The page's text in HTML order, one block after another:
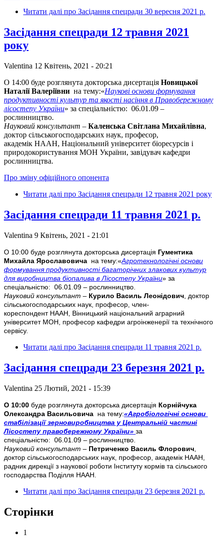
Читати далі про Засідання спецради 30 вересня 2021 р.
Засідання спецради 12 травня 2021
року
Valentina 12 Квітень, 2021 - 20:21
О 14:00 буде розглянута докторська дисертація Новицької
Наталії Валеріївни на тему:«Наукові основи формування
продуктивності культур та якості насіння в Правобережному
лісостепу України» за спеціальністю: 06.01.09 –
рослинництво.
Науковий консультант – Каленська Світлана Михайлівна,
доктор сільськогосподарських наук, професор,
академік НААН, Національний університет біоресурсів і
природокористування МОН України, завідувач кафедри
рослинництва.
Про зміну офіційного опонента
Читати далі про Засідання спецради 12 травня 2021 року
Засідання спецради 11 травня 2021 р.
Valentina 9 Квітень, 2021 - 21:01
О 10:00 буде розглянута докторська дисертація Гументика
Михайла Ярославовича на тему:«Агротехнологічні основи
формування продуктивності багаторічних злакових культур
для виробництва біопалива в Лісостепу України» за
спеціальністю: 06.01.09 – рослинництво.
Науковий консультант – Курило Василь Леонідович , доктор
сільськогосподарських наук, професор, член-
кореспондент НААН, Вінницький національний аграрний
університет МОН, професор кафедри агроінженерії та технічного
сервісу.
Читати далі про Засідання спецради 11 травня 2021 р.
Засідання спецради 23 березня 2021 р.
Valentina 25 Лютий, 2021 - 15:39
О 10:00 буде розглянута докторська дисертація Корнійчука
Олександра Васильовича на тему:«Агробіологічні основи
стабілізації зерновиробництва у Центральній частині
Лісостепу правобережному України» за
спеціальністю: 06.01.09 – рослинництво.
Науковий консультант – Петриченко Василь Флорович
доктор сільськогосподарських наук, професор, академік НААН,
радник дирекції з наукової роботи Інституту кормів та сільського
господарства Поділля НААН.
Читати далі про Засідання спецради 23 березня 2021 р.
Сторінки
1